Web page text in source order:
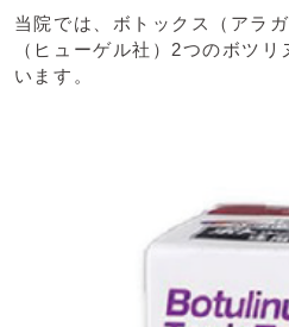
当院では、ボトックス（アラ
（ヒューゲル社）2つのボツ
います。